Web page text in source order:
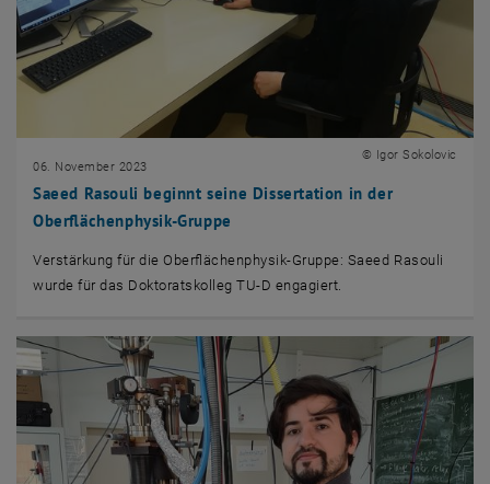
Saeed Rasouli beginnt seine Dissertation in der
Oberflächenphysik-Gruppe
06. November 2023
© Igor Sokolovic
Verstärkung für die Oberflächenphysik-Gruppe: Saeed Rasouli
wurde für das Doktoratskolleg TU-D engagiert.